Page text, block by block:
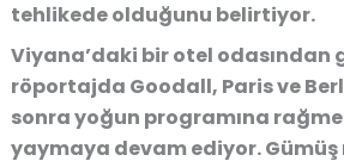
tehlikede olduğunu belirtiyor.
Viyana’daki bir otel
röportajda Goodall, Paris ve
sonra yoğun programına
yaymaya devam ediyor. Gümüş